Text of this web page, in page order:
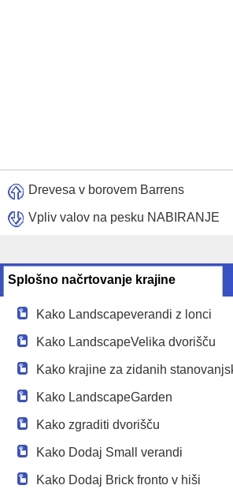
Drevesa v borovem Barrens
Vpliv valov na pesku NABIRANJE
Splošno načrtovanje krajine
Kako Landscapeverandi z lonci
Kako LandscapeVelika dvorišču
Kako krajine za zidanih
Kako LandscapeGarden
Kako zgraditi dvorišču
Kako Dodaj Small verandi
Kako Dodaj Brick fronto v hiši